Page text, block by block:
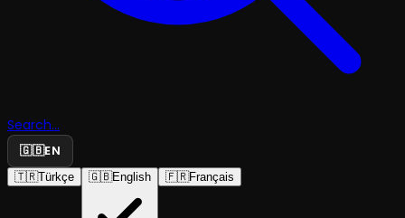
Search...
🇬🇧EN
🇹🇷Türkçe 🇬🇧English 🇫🇷Français